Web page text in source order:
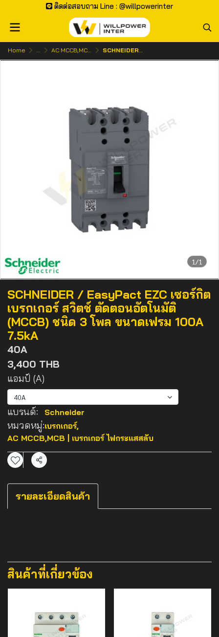
ติดต่อสอบถาม Line : @willpowerinter
Home ... AC MCCB,MCB | เบรกเกอร์ ไฟกระแสสลับ SCHNEIDER / EasyPact EZC เซอร์กิตเบรกเกอร์ สวิตช์ ตัดตอนอัตโนมัติ (MCCB) ชนิด 3 โพล ขนาดเฟรม 100A 7.5kA
1/1
SCHNEIDER / EasyPact EZC เซอร์กิต
เบรกเกอร์ สวิตช์ ตัดตอนอัตโนมัติ
(MCCB) ชนิด 3 โพล ขนาดเฟรม 100A
7.5kA
40A
3,400 THB
แอมป์ (A)
40A
แบรนด์: Schneider
หมวดหมู่:เบรกเกอร์,
AC MCCB,MCB | เบรกเกอร์ ไฟกระแสสลับ
แชร์
รายละเอียดสินค้า
สินค้าที่เกี่ยวข้อง